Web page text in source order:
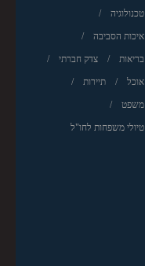
טכנולוגיה
איכות הסביבה
בריאות צדק חברתי
אוכל תיירות
משפט
טיולי משפחות לחו"ל